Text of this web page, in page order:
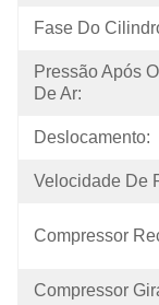
Fase Do
Pressão Após
De Ar:
Deslocamento:
Velocidade De
Compressor
Compressor